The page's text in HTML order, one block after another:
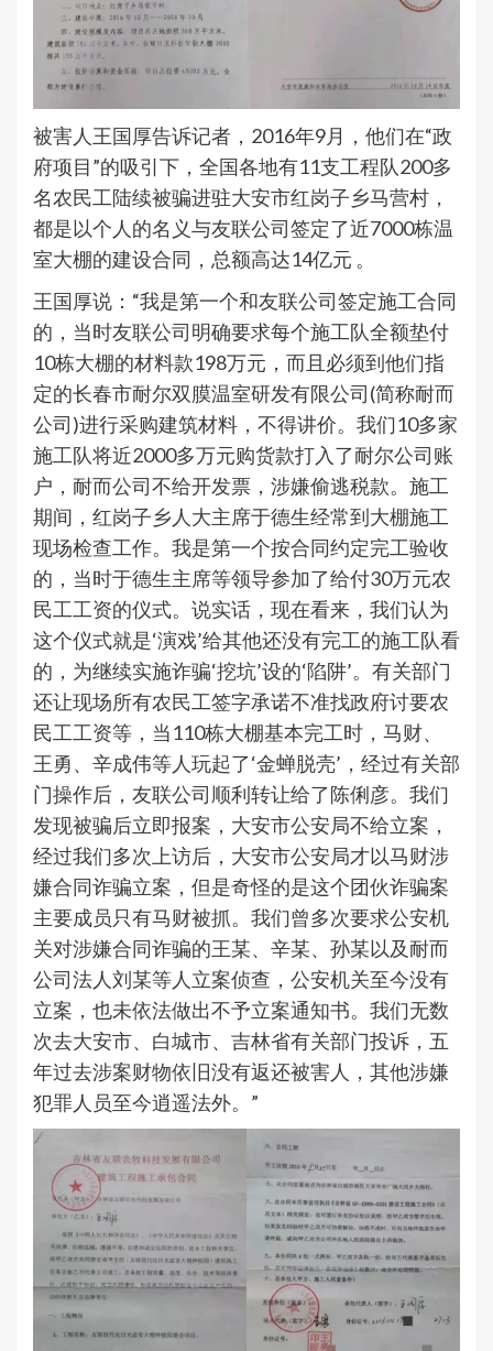
被害人王国厚告诉记者，2016年9月，他们在“政
府项目”的吸引下，全国各地有11支工程队200多
名农民工陆续被骗进驻大安市红岗子乡马营村，
都是以个人的名义与友联公司签定了近7000栋温
室大棚的建设合同，总额高达14亿元 。
王国厚说：“我是第一个和友联公司签定施工合同
的，当时友联公司明确要求每个施工队全额垫付
10栋大棚的材料款198万元，而且必须到他们指
定的长春市耐尔双膜温室研发有限公司(简称耐而
公司)进行采购建筑材料，不得讲价。我们10多家
施工队将近2000多万元购货款打入了耐尔公司账
户，耐而公司不给开发票，涉嫌偷逃税款。施工
期间，红岗子乡人大主席于德生经常到大棚施工
现场检查工作。我是第一个按合同约定完工验收
的，当时于德生主席等领导参加了给付30万元农
民工工资的仪式。说实话，现在看来，我们认为
这个仪式就是‘演戏’给其他还没有完工的施工队看
的，为继续实施诈骗‘挖坑’设的‘陷阱’。有关部门
还让现场所有农民工签字承诺不准找政府讨要农
民工工资等，当110栋大棚基本完工时，马财、
王勇、辛成伟等人玩起了‘金蝉脱壳’，经过有关部
门操作后，友联公司顺利转让给了陈俐彦。我们
发现被骗后立即报案，大安市公安局不给立案，
经过我们多次上访后，大安市公安局才以马财涉
嫌合同诈骗立案，但是奇怪的是这个团伙诈骗案
主要成员只有马财被抓。我们曾多次要求公安机
关对涉嫌合同诈骗的王某、辛某、孙某以及耐而
公司法人刘某等人立案侦查，公安机关至今没有
立案，也未依法做出不予立案通知书。我们无数
次去大安市、白城市、吉林省有关部门投诉，五
年过去涉案财物依旧没有返还被害人，其他涉嫌
犯罪人员至今逍遥法外。”